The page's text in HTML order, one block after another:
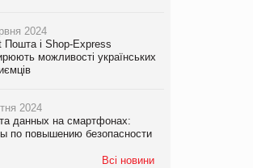
2024
Пошта і Shop-Express
можливості українських
2024
данных на смартфонах:
по повышению безопасности
Всі новини